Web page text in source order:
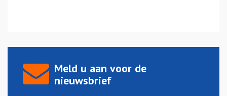
Meld u aan voor de
nieuwsbrief